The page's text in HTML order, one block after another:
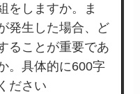
をしますか。ま
発生した場合、ど
ることが重要であ
。具体的に600字
ださい